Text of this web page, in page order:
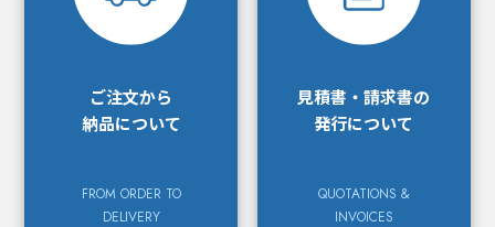
ご注文から
納品について
FROM ORDER TO
DELIVERY
見積書・請求書の
発行について
QUOTATIONS &
INVOICES